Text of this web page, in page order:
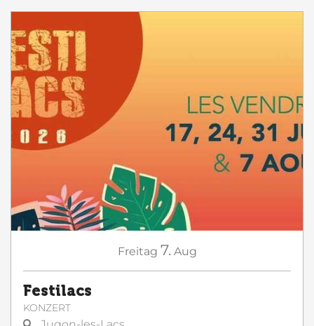
Freitag 7. Aug
Festilacs
KONZERT